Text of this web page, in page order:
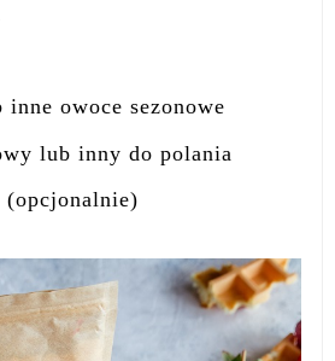
owoce sezonowe
lub inny do polania
(opcjonalnie)